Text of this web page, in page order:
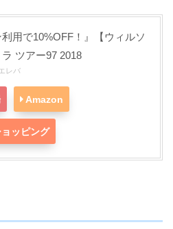
利用で10%OFF！』【ウィルソ
ツアー97 2018
レバ
Amazon
ッピング